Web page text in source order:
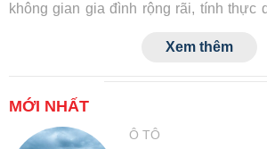
không gian gia đình rộng rãi, tính thực
Xem thêm
MỚI NHẤT
Ô TÔ